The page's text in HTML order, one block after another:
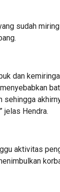
sudah
dan
sehingga
jelas Hendra.
aktivitas